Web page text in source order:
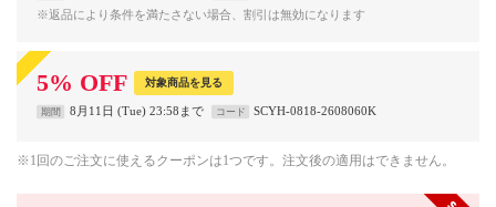
※返品により条件を満たさない場合、割引は無効になります
5% OFF 対象商品を見る
期間 8月11日 (Tue) 23:58まで コード SCYH-0818-2608060K
※1回のご注文に使えるクーポンは1つです。注文後の適用はできません。